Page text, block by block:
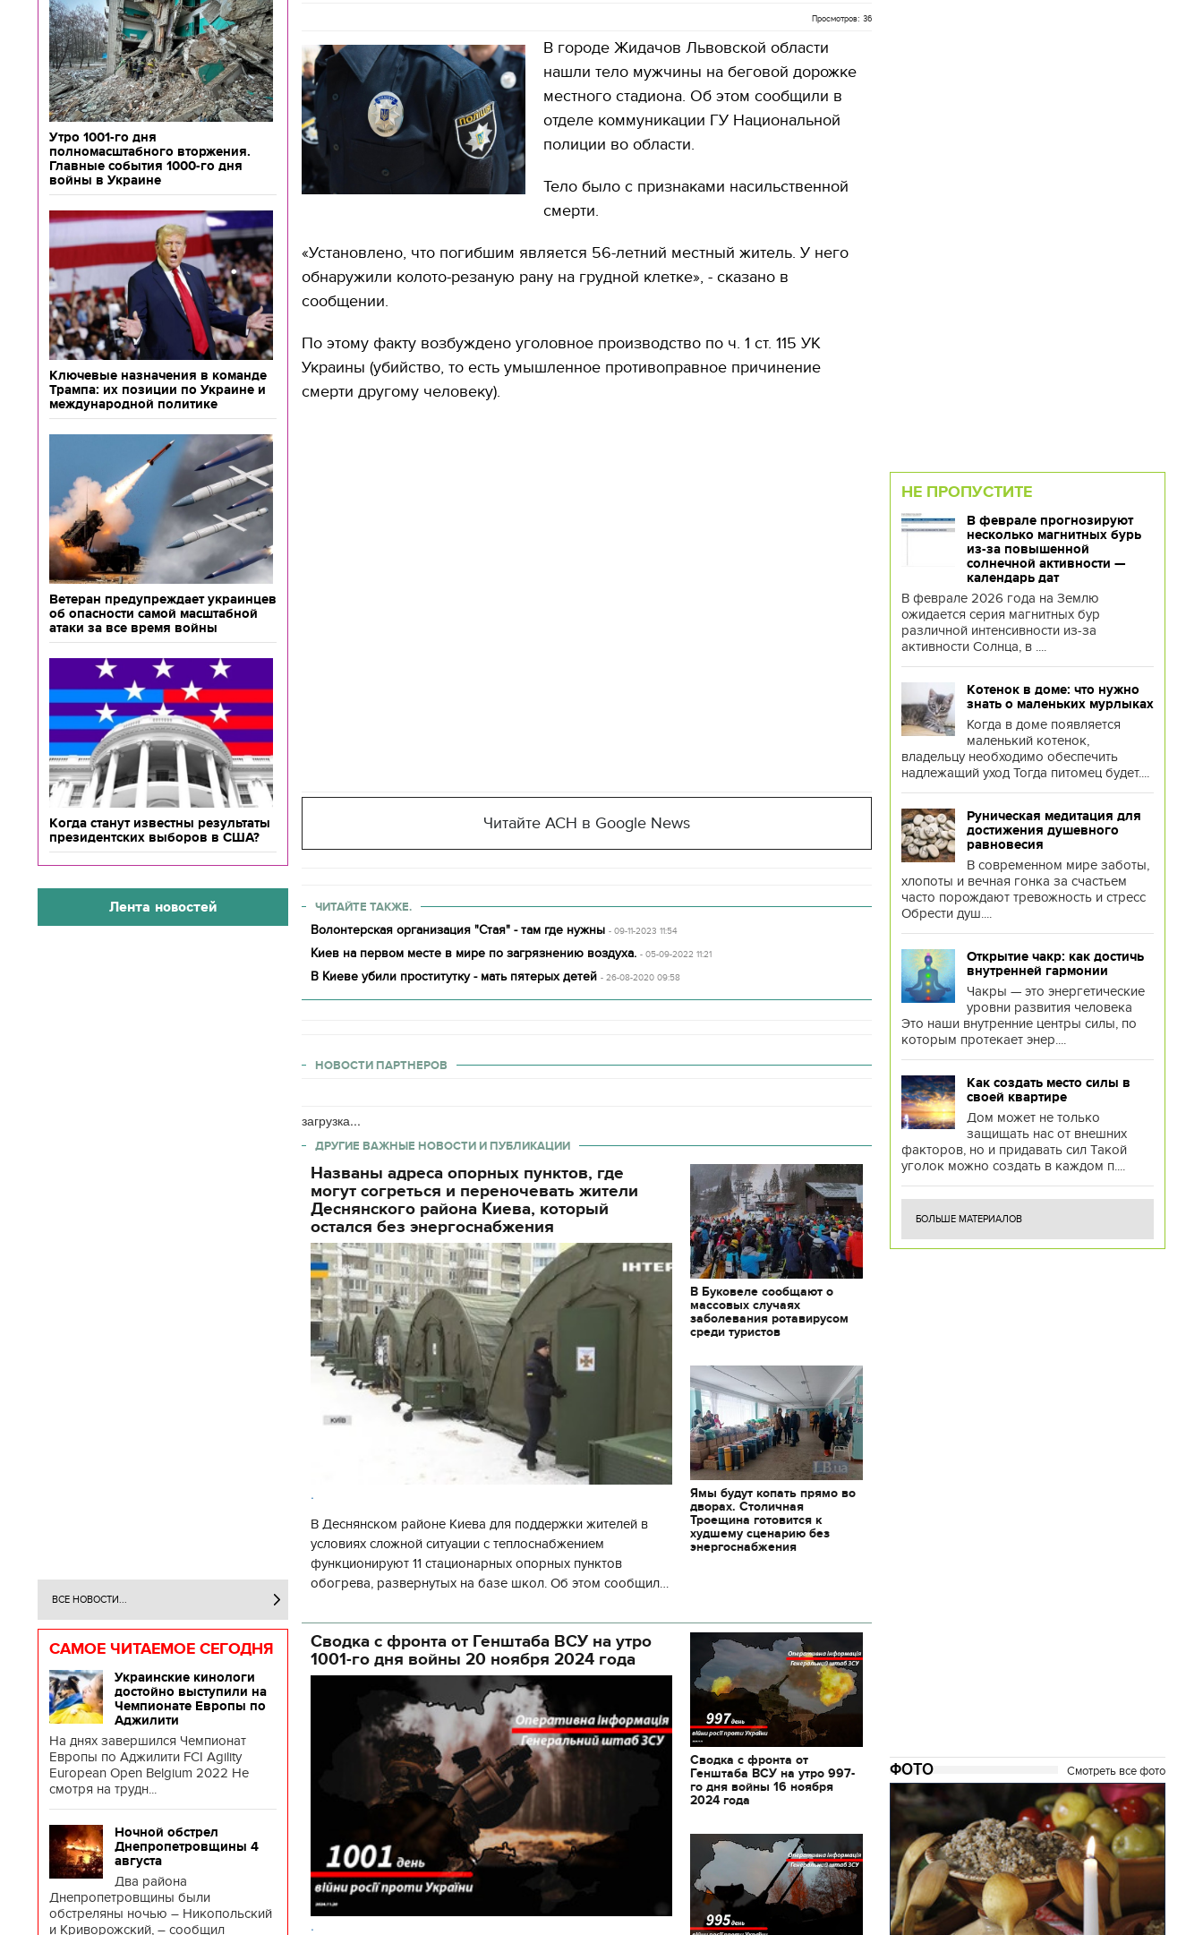
Утро 1001-го дня
полномасштабного вторжения.
Главные события 1000-го дня
войны в Украине
Ключевые назначения в команде
Трампа: их позиции по Украине и
международной политике
Ветеран предупреждает украинцев
об опасности самой масштабной
атаки за все время войны
Когда станут известны результаты
президентских выборов в США?
Лента новостей
ВСЕ НОВОСТИ...
САМОЕ ЧИТАЕМОЕ СЕГОДНЯ
Украинские кинологи
достойно выступили на
Чемпионате Европы по
Аджилити
На днях завершился Чемпионат
Европы по Аджилити FCI Agility
European Open Belgium 2022 Не
смотря на трудн...
Ночной обстрел
Днепропетровщины 4
августа
Два района
Днепропетровщины были
обстреляны ночью – Никопольский
и Криворожский, – сообщил
Просмотров: 36
В городе Жидачов Львовской области
нашли тело мужчины на беговой дорожке
местного стадиона. Об этом сообщили в
отделе коммуникации ГУ Национальной
полиции во области.
Тело было с признаками насильственной
смерти.
«Установлено, что погибшим является 56-летний местный житель. У него
обнаружили колото-резаную рану на грудной клетке», - сказано в
сообщении.
По этому факту возбуждено уголовное производство по ч. 1 ст. 115 УК
Украины (убийство, то есть умышленное противоправное причинение
смерти другому человеку).
Читайте АСН в Google News
ЧИТАЙТЕ ТАКЖЕ.
Волонтерская организация "Стая" - там где нужны - 09-11-2023 11:54
Киев на первом месте в мире по загрязнению воздуха. - 05-09-2022 11:21
В Киеве убили проститутку - мать пятерых детей - 26-08-2020 09:58
НОВОСТИ ПАРТНЕРОВ
загрузка...
ДРУГИЕ ВАЖНЫЕ НОВОСТИ И ПУБЛИКАЦИИ
Названы адреса опорных пунктов, где
могут согреться и переночевать жители
Деснянского района Киева, который
остался без энергоснабжения
.
В Деснянском районе Киева для поддержки жителей в
условиях сложной ситуации с теплоснабжением
функционируют 11 стационарных опорных пунктов
обогрева, развернутых на базе школ. Об этом сообщил
государственной а
В Буковеле сообщают о
массовых случаях
заболевания ротавирусом
среди туристов
Ямы будут копать прямо во
дворах. Столичная
Троещина готовится к
худшему сценарию без
энергоснабжения
Сводка с фронта от Генштаба ВСУ на утро
1001-го дня войны 20 ноября 2024 года
.
Сводка с фронта от
Генштаба ВСУ на утро 997-
го дня войны 16 ноября
2024 года
НЕ ПРОПУСТИТЕ
В феврале прогнозируют
несколько магнитных бурь
из-за повышенной
солнечной активности —
календарь дат
В феврале 2026 года на Землю
ожидается серия магнитных бур
различной интенсивности из-за
активности Солнца, в ....
Котенок в доме: что нужно
знать о маленьких мурлыках
Когда в доме появляется
маленький котенок,
владельцу необходимо обеспечить
надлежащий уход Тогда питомец будет....
Руническая медитация для
достижения душевного
равновесия
В современном мире заботы,
хлопоты и вечная гонка за счастьем
часто порождают тревожность и стресс
Обрести душ....
Открытие чакр: как достичь
внутренней гармонии
Чакры — это энергетические
уровни развития человека
Это наши внутренние центры силы, по
которым протекает энер....
Как создать место силы в
своей квартире
Дом может не только
защищать нас от внешних
факторов, но и придавать сил Такой
уголок можно создать в каждом п....
БОЛЬШЕ МАТЕРИАЛОВ
ФОТО Смотреть все фото